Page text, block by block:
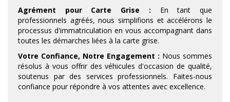
Agrément pour Carte Grise : En tant que
professionnels agréés, nous simplifions et accélérons le
processus d'immatriculation en vous accompagnant dans
toutes les démarches liées à la carte grise.
Votre Confiance, Notre Engagement : Nous sommes
résolus à vous offrir des véhicules d'occasion de qualité,
soutenus par des services professionnels. Faites-nous
confiance pour répondre à vos attentes avec excellence.